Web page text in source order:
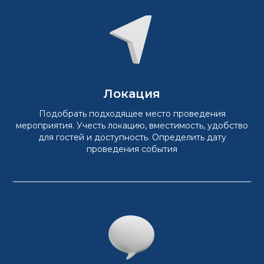
Локация
Подобрать подходящее место проведения
мероприятия. Учесть локацию, вместимость, удобство
для гостей и доступность. Определить дату
проведения события